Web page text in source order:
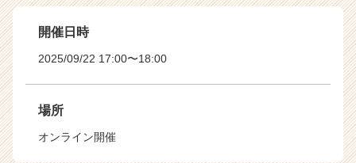
開催日時
2025/09/22 17:00〜18:00
場所
オンライン開催